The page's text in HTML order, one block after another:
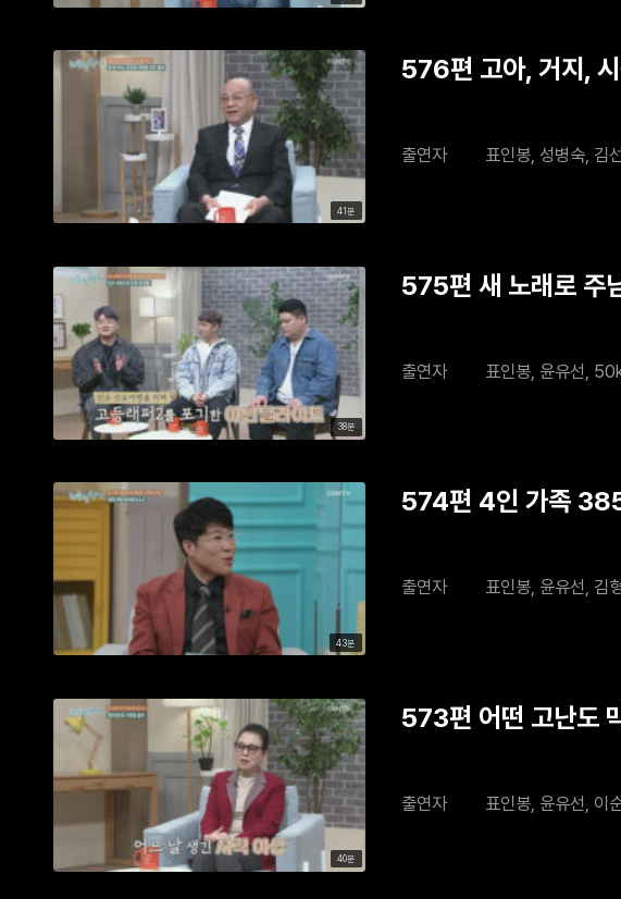
41분
576편 고아, 거지,
출연자 표인봉, 성병숙, 김
38분
575편 새 노래로 주
출연자 표인봉, 윤유선,
43분
574편 4인 가족
출연자 표인봉, 윤유선, 김
40분
573편 어떤 고난도
출연자 표인봉, 윤유선, 이